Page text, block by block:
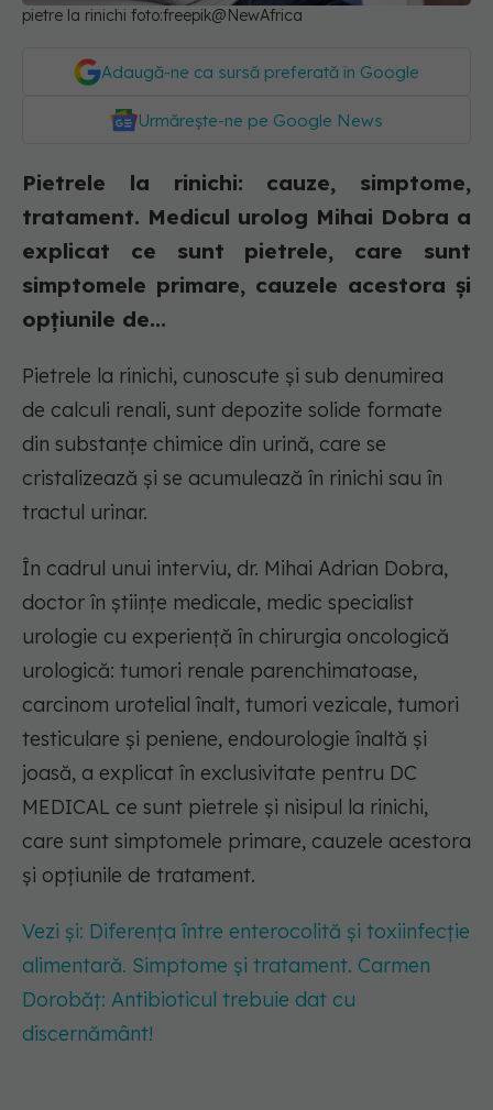
pietre la rinichi foto:freepik@NewAfrica
Adaugă-ne ca sursă preferată în Google
Urmărește-ne pe Google News
Pietrele la rinichi: cauze, simptome,
tratament. Medicul urolog Mihai Dobra a
explicat ce sunt pietrele, care sunt
simptomele primare, cauzele acestora și
opțiunile de...
Pietrele la rinichi, cunoscute și sub denumirea
de calculi renali, sunt depozite solide formate
din substanțe chimice din urină, care se
cristalizează și se acumulează în rinichi sau în
tractul urinar.
În cadrul unui interviu, dr. Mihai Adrian Dobra,
doctor în științe medicale, medic specialist
urologie cu experiență în chirurgia oncologică
urologică: tumori renale parenchimatoase,
carcinom urotelial înalt, tumori vezicale, tumori
testiculare și peniene, endourologie înaltă și
joasă, a explicat în exclusivitate pentru DC
MEDICAL ce sunt pietrele și nisipul la rinichi,
care sunt simptomele primare, cauzele acestora
și opțiunile de tratament.
Vezi și: Diferența între enterocolită și toxiinfecție
alimentară. Simptome și tratament. Carmen
Dorobăț: Antibioticul trebuie dat cu
discernământ!